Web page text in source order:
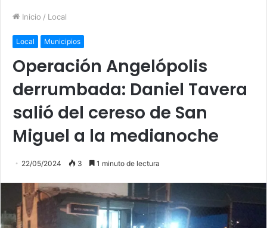
Inicio / Local
Local Municipios
Operación Angelópolis
derrumbada: Daniel Tavera
salió del cereso de San
Miguel a la medianoche
22/05/2024 3 1 minuto de lectura